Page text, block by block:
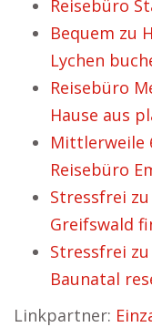
Reisebüro
Bequem zu
Lychen
Reisebüro
Hause aus
Mittlerweile
Reisebüro
Stressfrei
Greifswald
Stressfrei
Baunatal
Linkpartner: